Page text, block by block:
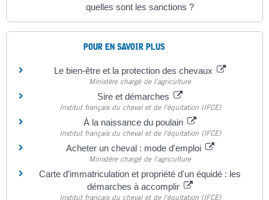
quelles sont les sanctions ?
POUR EN SAVOIR PLUS
Le bien-être et la protection des chevaux
Ministère chargé de l'agriculture
Sire et démarches
Institut français du cheval et de l'équitation (IFCE)
À la naissance du poulain
Institut français du cheval et de l'équitation (IFCE)
Acheter un cheval : mode d'emploi
Ministère chargé de l'agriculture
Carte d’immatriculation et propriété d'un équidé : les
démarches à accomplir
Institut français du cheval et de l'équitation (IFCE)